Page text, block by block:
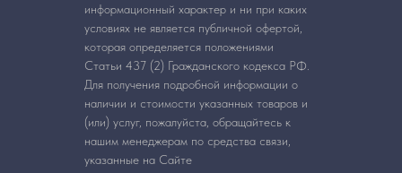
информационный характер и ни при каких
условиях не является публичной офертой,
которая определяется положениями
Статьи 437 (2) Гражданского кодекса РФ.
Для получения подробной информации о
наличии и стоимости указанных товаров и
(или) услуг, пожалуйста, обращайтесь к
нашим менеджерам по средства связи,
указанные на Сайте